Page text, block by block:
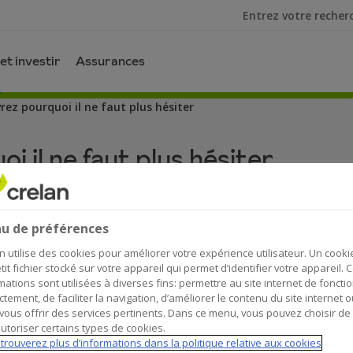
Je cherche
investir Assurances
pourquoi il ne faut plus hésiter
il ne faut plus hésiter
ce n'est pas pour vous, que c'est
« spéculent » volontiers sur les marchés
situation instable dans le monde et sur les
de préférences
utilise des cookies pour améliorer votre expérience utilisateur. Un
fichier stocké sur votre appareil qui permet d’identifier votre appareil.
sont utilisées à diverses fins: permettre au site internet de
de faciliter la navigation, d’améliorer le contenu du site internet
offrir des services pertinents. Dans ce menu, vous pouvez choisir de
certains types de cookies.
plus d’informations dans la politique relative aux cookies